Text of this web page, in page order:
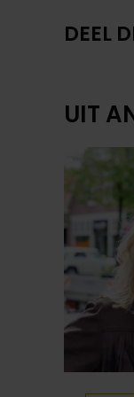
DEEL
UIT